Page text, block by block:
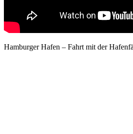
Hamburger Hafen – Fahrt mit der